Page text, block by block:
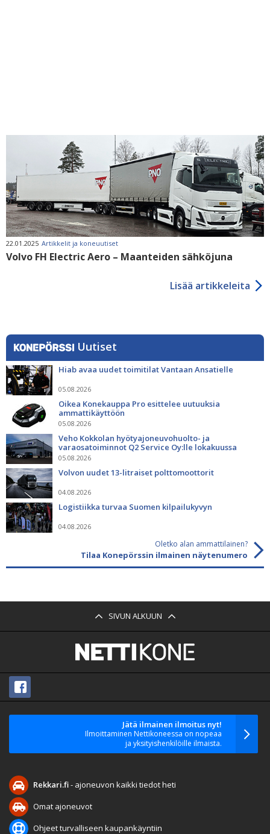
22.01.2025 Artikkelit ja koneuutiset
Volvo FH Electric Aero – Maanteiden sähköjuna
Lisää artikkeleita
Uutiset
Hiab avaa uudet toimitilat Vantaan Ansatielle
05.08.2026
Oikea Konekauppa Pro esittelee uutuuksia
ammattikäyttöön
05.08.2026
Veho Kokkolan hyötyajoneuvohuolto- ja
varaosatoiminnot Q2 Service Oy:lle lokakuussa
05.08.2026
Volvon uudet 13-litraiset polttomoottorit
04.08.2026
Logistiikka turvaa Suomen kilpailukyvyn
04.08.2026
Oletko alan ammattilainen?
Tilaa Konepörssin ilmainen näytenumero
SIVUN ALKUUN
Jätä ilmainen ilmoitus nyt!
Ilmoittaminen Nettikoneessa on nopeaa
ja yksityishenkilöille ilmaista.
Rekkari.fi- ajoneuvon kaikki tiedot heti
Omat ajoneuvot
Ohjeet turvalliseen kaupankäyntiin